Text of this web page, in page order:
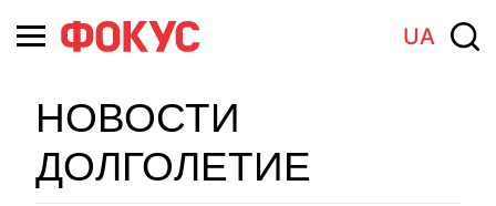
UA
НОВОСТИ
ДОЛГОЛЕТИЕ